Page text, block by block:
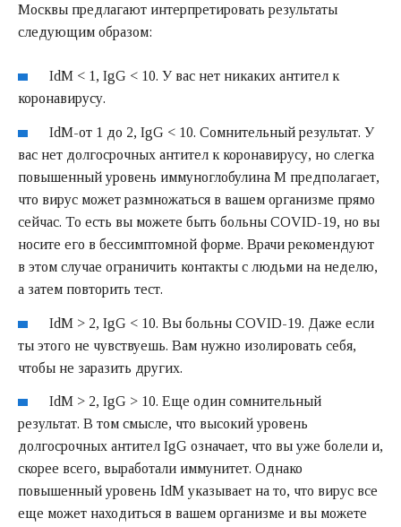
Москвы предлагают интерпретировать результаты
следующим образом:
IdM < 1, IgG < 10. У вас нет никаких антител к
коронавирусу.
IdM-от 1 до 2, IgG < 10. Сомнительный результат. У
вас нет долгосрочных антител к коронавирусу, но слегка
повышенный уровень иммуноглобулина М предполагает,
что вирус может размножаться в вашем организме прямо
сейчас. То есть вы можете быть больны COVID-19, но вы
носите его в бессимптомной форме. Врачи рекомендуют
в этом случае ограничить контакты с людьми на неделю,
а затем повторить тест.
IdM > 2, IgG < 10. Вы больны COVID-19. Даже если
ты этого не чувствуешь. Вам нужно изолировать себя,
чтобы не заразить других.
IdM > 2, IgG > 10. Еще один сомнительный
результат. В том смысле, что высокий уровень
долгосрочных антител IgG означает, что вы уже болели и,
скорее всего, выработали иммунитет. Однако
повышенный уровень IdM указывает на то, что вирус все
еще может находиться в вашем организме и вы можете